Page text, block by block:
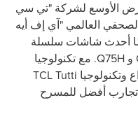
الأوسع لشركة "تي سي
العالمي "آي إف أيه
أحدث شاشات سلسلة
و Q75H. مع تكنولوجيا
وتكنولوجيا TCL Tutti
أفضل للمسرح